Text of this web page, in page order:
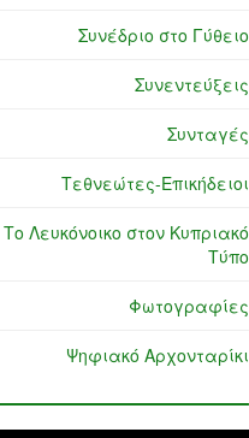
Συνέδριο στο Γύθειο
Συνεντεύξεις
Συνταγές
Τεθνεώτες-Επικήδειοι
Το Λευκόνοικο στον Κυπριακό
Τύπο
Φωτογραφίες
Ψηφιακό Αρχονταρίκι